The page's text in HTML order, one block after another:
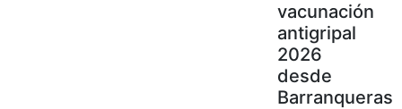
vacunación
antigripal
2026
desde
Barranqueras